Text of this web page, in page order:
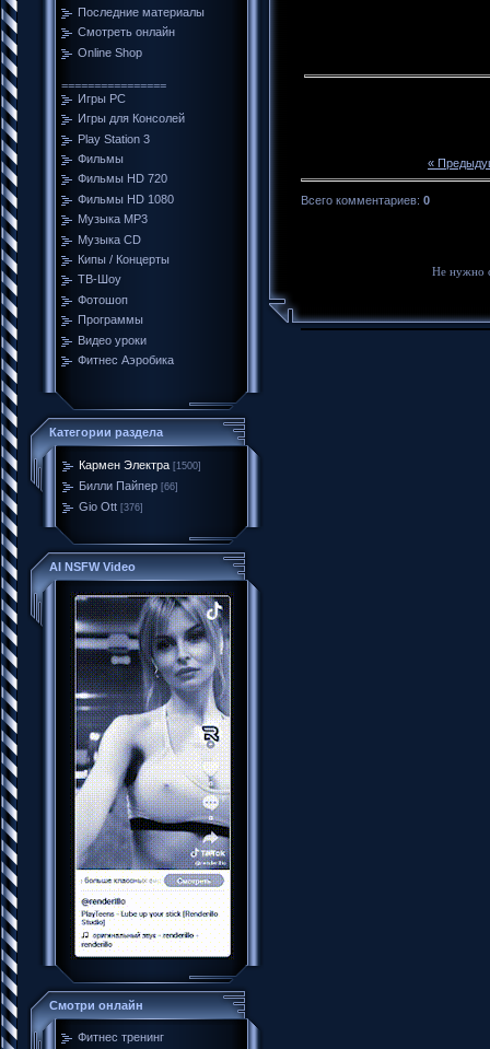
Последние материалы
Смотреть онлайн
Online Shop
================
Игры PC
Игры для Консолей
Play Station 3
Фильмы
Фильмы HD 720
Фильмы HD 1080
Музыка MP3
Музыка CD
Кипы / Концерты
ТВ-Шоу
Фотошоп
Программы
Видео уроки
Фитнес Аэробика
Категории раздела
Кармен Электра [1500]
Билли Пайпер [66]
Gio Ott [376]
AI NSFW Video
Смотри онлайн
Фитнес тренинг
«
Всего комментариев: 0
Не нужно